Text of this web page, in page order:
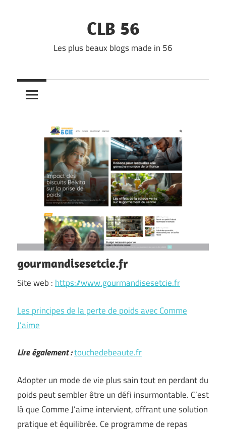
CLB 56
Les plus beaux blogs made in 56
gourmandisesetcie.fr
Site web : https://www.gourmandisesetcie.fr
Les principes de la perte de poids avec Comme
J’aime
Lire également :touchedebeaute.fr
Adopter un mode de vie plus sain tout en perdant du
poids peut sembler être un défi insurmontable. C’est
là que Comme J’aime intervient, offrant une solution
pratique et équilibrée. Ce programme de repas